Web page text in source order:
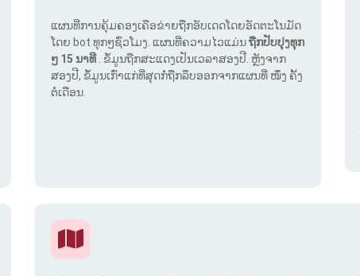
ແຜນທີ່ການຄຸ້ມຄອງເຄືອຂ່າຍຖືກອັບເດດໂດຍອັດຕະໂນມັດ
ໂດຍ bot ທຸກໆຊົ່ວໂມງ. ແຜນທີ່ຄວາມໄວແມ່ນຖືກປັບປຸງທຸກ
ໆ 15 ນາທີ . ຂໍ້ມູນຖືກສະແດງເປັນເວລາສອງປີ. ຫຼັງຈາກ
ສອງປີ, ຂໍ້ມູນເກົ່າແກ່ທີ່ສຸດກໍ່ຖືກລຶບອອກຈາກແຜນທີ່ ໜຶ່ງ ຄັ້ງ
ຕໍ່ເດືອນ.